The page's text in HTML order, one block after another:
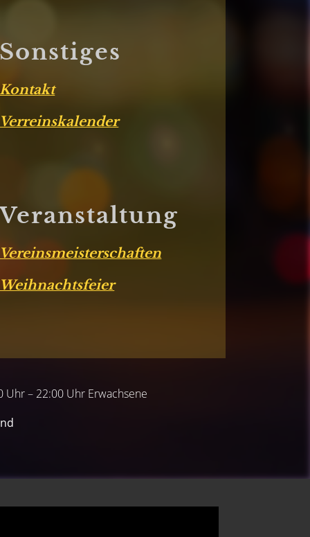
Sonstiges
Kontakt
Verreinskalender
Veranstaltung
Vereinsmeisterschaften
Weihnachtsfeier
– 22:00 Uhr Erwachsene